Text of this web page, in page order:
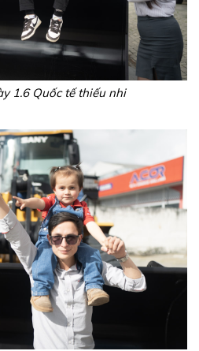
1.6 Quốc tế thiếu nhi